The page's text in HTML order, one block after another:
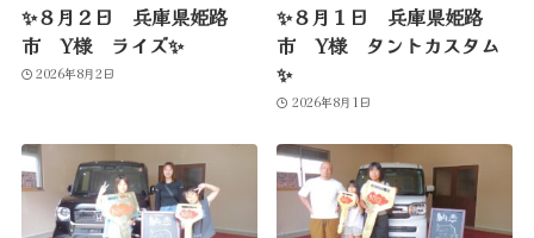
✨８月２日 兵庫県姫路
市 Y様 ライズ✨
2026年8月2日
✨８月１日 兵庫県姫路
市 Y様 タントカスタム
✨
2026年8月1日